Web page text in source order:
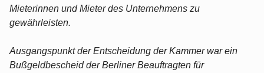
Mieterinnen und Mieter des Unternehmens zu
gewährleisten.
Ausgangspunkt der Entscheidung der Kammer war ein
Bußgeldbescheid der Berliner Beauftragten für